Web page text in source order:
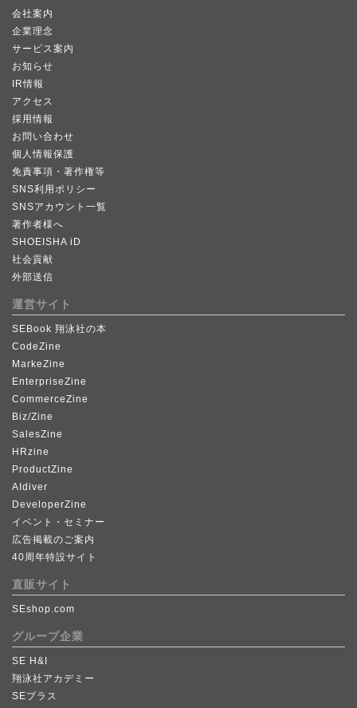
会社案内
企業理念
サービス案内
お知らせ
IR情報
アクセス
採用情報
お問い合わせ
個人情報保護
免責事項・著作権等
SNS利用ポリシー
SNSアカウント一覧
著作者様へ
SHOEISHA iD
社会貢献
外部送信
運営サイト
SEBook 翔泳社の本
CodeZine
MarkeZine
EnterpriseZine
CommerceZine
Biz/Zine
SalesZine
HRzine
ProductZine
AIdiver
DeveloperZine
イベント・セミナー
広告掲載のご案内
40周年特設サイト
直販サイト
SEshop.com
グループ企業
SE H&I
翔泳社アカデミー
SEプラス